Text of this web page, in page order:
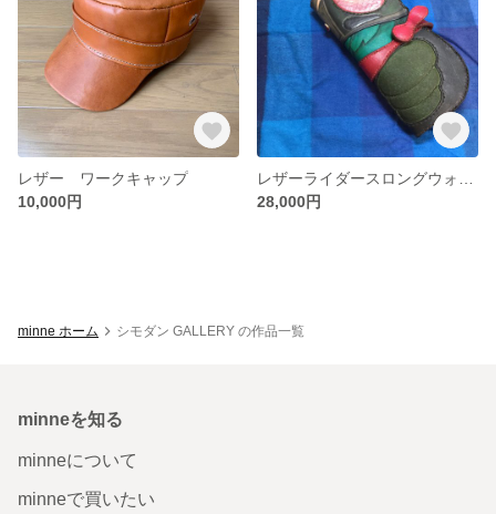
レザー ワークキャップ
10,000円
28,000円
minne ホーム シモダン GALLERY の作品一覧
minneを知る
minneについて
minneで買いたい